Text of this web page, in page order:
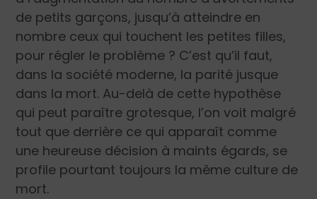
de petits garçons, jusqu’à atteindre en
nombre ceux qui touchent les petites filles,
pour régler le problème ? C’est qu’il faut,
dans la société moderne, la parité jusque
dans la mort. Au-delà de cette hypothèse
qui peut paraître grotesque, l’on voit malgré
tout que derrière ce qui apparaît comme
une heureuse décision à maints égards, se
profile pourtant toujours la même culture de
mort.